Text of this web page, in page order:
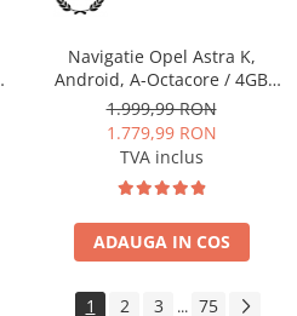
Navigatie Opel Astra K,
Android, A-Octacore / 4GB
RAM + 64GB ROM, 9 Inch -
AD-BGA9004+AD-BGRKIT251
1.999,99 RON
1.779,99 RON
TVA inclus
ADAUGA IN COS
1 2 3 ... 75